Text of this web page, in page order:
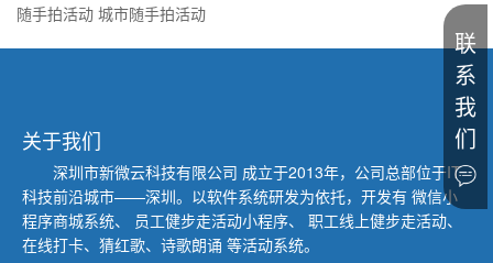
随手拍活动 城市随手拍活动
联
系
我
们
关于我们
深圳市新微云科技有限公司 成立于2013年，公司总部位于IT
科技前沿城市——深圳。以软件系统研发为依托，开发有 微信小
程序商城系统、 员工健步走活动小程序、 职工线上健步走活动、
在线打卡、猜红歌、诗歌朗诵 等活动系统。